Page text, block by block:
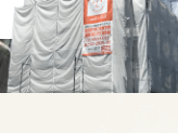
てどんな